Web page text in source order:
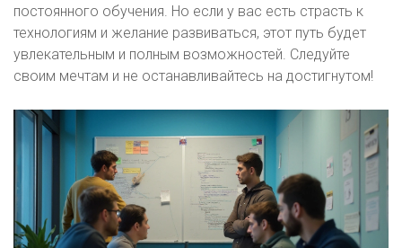
постоянного обучения. Но если у вас есть страсть к
технологиям и желание развиваться, этот путь будет
увлекательным и полным возможностей. Следуйте
своим мечтам и не останавливайтесь на достигнутом!